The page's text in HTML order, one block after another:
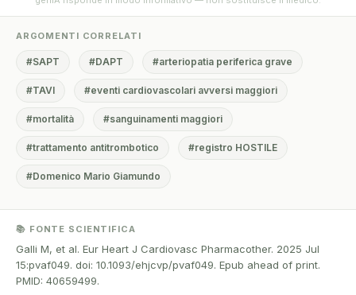
ARGOMENTI CORRELATI
#SAPT #DAPT #arteriopatia periferica grave
#TAVI #eventi cardiovascolari avversi maggiori
#mortalità #sanguinamenti maggiori
#trattamento antitrombotico #registro HOSTILE
#Domenico Mario Giamundo
📚 FONTE SCIENTIFICA
Galli M, et al. Eur Heart J Cardiovasc Pharmacother. 2025 Jul
15:pvaf049. doi: 10.1093/ehjcvp/pvaf049. Epub ahead of print.
PMID: 40659499.